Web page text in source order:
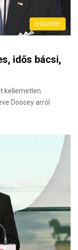
(H)arctér
idős bácsi,
kellemetlen
Doocey arról